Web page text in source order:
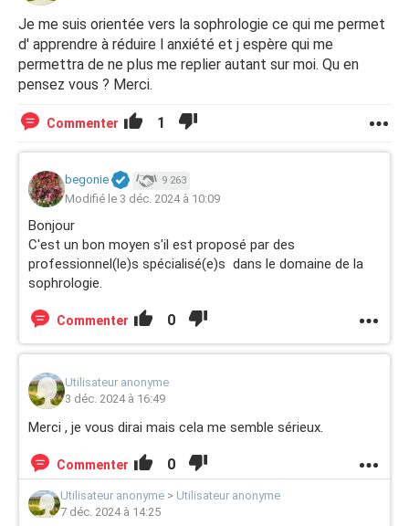
cela soit découvert.. . Je ne suis pas un bébé même si
cela ressemble à un comportement de bébé. J'ai
conscience que je régresse mais cela est plus fort que
moi et me permet de "recharger mes batteries '' et d
affronter les problèmes.
Merci de vos conseils.
Je me suis orientée vers la sophrologie ce qui me permet
d' apprendre à réduire l anxiété et j espère qui me
permettra de ne plus me replier autant sur moi. Qu en
pensez vous ? Merci.
Commenter 1
begonie 9 263
Modifié le 3 déc. 2024 à 10:09
Bonjour
C'est un bon moyen s'il est proposé par des
professionnel(le)s spécialisé(e)s dans le domaine de la
sophrologie.
Commenter 0
Utilisateur anonyme
3 déc. 2024 à 16:49
Merci , je vous dirai mais cela me semble sérieux.
Commenter 0
Utilisateur anonyme > Utilisateur anonyme
7 déc. 2024 à 14:25